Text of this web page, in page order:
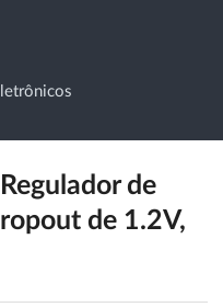
de
de 1.2V,